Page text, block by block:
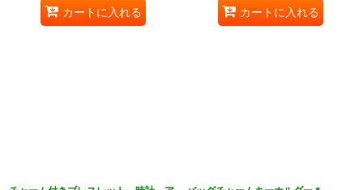
カートに入れる カートに入れる